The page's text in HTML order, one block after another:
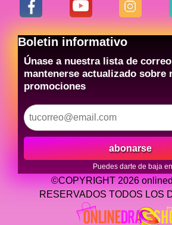
Boletin informativo
Únase a nuestra lista de
mantenerse actualizado sobre
promociones
abonarse
Puedes darte de baja
©COPYRIGHT 2026
RESERVADOS TODOS LOS